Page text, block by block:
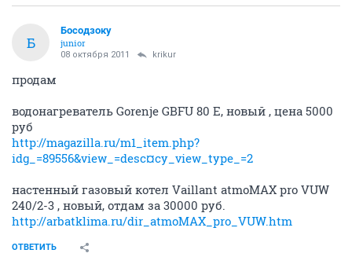
Б
Босодзоку
junior
08 октября 2011 krikur
продам
водонагреватель Gorenje GBFU 80 E, новый , цена 5000
руб
http://magazilla.ru/m1_item.php?
idg_=89556&view_=desc¤cy_view_type_=2
настенный газовый котел Vaillant atmoMAX pro VUW
240/2-3 , новый, отдам за 30000 руб.
http://arbatklima.ru/dir_atmoMAX_pro_VUW.htm
ОТВЕТИТЬ